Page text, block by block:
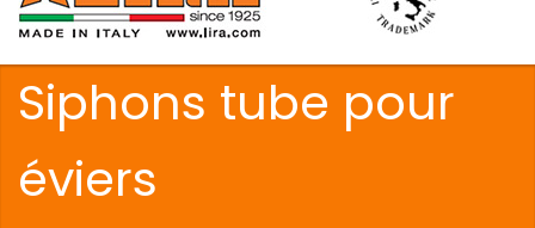
Siphons tube pour
éviers